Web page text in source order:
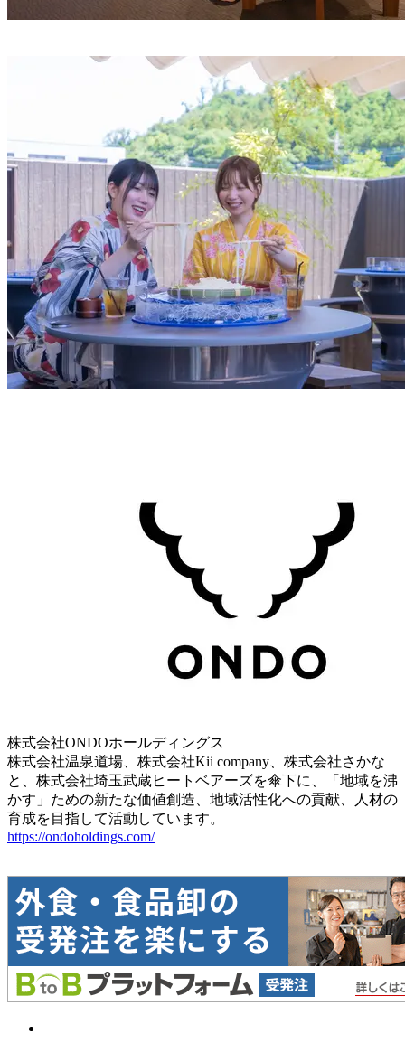
株式会社ONDOホールディングス
株式会社温泉道場、株式会社Kii company、株式会社さかな
と、株式会社埼玉武蔵ヒートベアーズを傘下に、「地域を沸
かす」ための新たな価値創造、地域活性化への貢献、人材の
育成を目指して活動しています。
https://ondoholdings.com/